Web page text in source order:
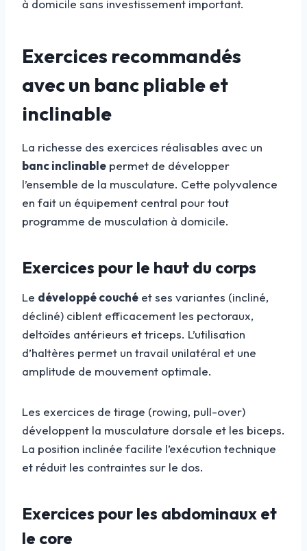
à domicile sans investissement important.
Exercices recommandés
avec un banc pliable et
inclinable
La richesse des exercices réalisables avec un
banc inclinable permet de développer
l’ensemble de la musculature. Cette polyvalence
en fait un équipement central pour tout
programme de musculation à domicile.
Exercices pour le haut du corps
Le développé couché et ses variantes (incliné,
décliné) ciblent efficacement les pectoraux,
deltoïdes antérieurs et triceps. L’utilisation
d’haltères permet un travail unilatéral et une
amplitude de mouvement optimale.
Les exercices de tirage (rowing, pull-over)
développent la musculature dorsale et les biceps.
La position inclinée facilite l’exécution technique
et réduit les contraintes sur le dos.
Exercices pour les abdominaux et
le core